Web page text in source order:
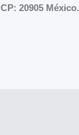
CP: 20905 México.